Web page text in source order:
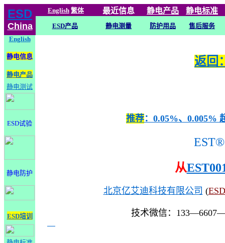
ESD
China
English 繁体 最近信息 静电产品 静电标准
ESD产品 静电测量 防护用品
售后服务
English
静电信息
静电产品
静电测试
ESD试验
静电防护
ESD培训
返回
推荐：0.05%、0.005%
EST®
从
北京亿艾迪科技有限公司 (
技术微信：